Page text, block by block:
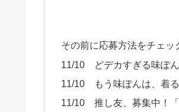
その前に応募方法をチェッ
11/10 どデカすぎる味ぽ
11/10 もう味ぽんは、着
11/10 推し友、募集中！